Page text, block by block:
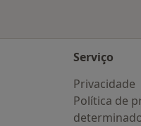
Serviço
Privacidade
Política de